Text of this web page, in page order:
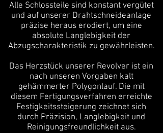
Alle Schlossteile sind konstant vergütet
und auf unserer Drahtschneideanlage
präzise heraus erodiert, um eine
absolute Langlebigkeit der
Abzugscharakteristik zu gewährleisten.
Das Herzstück unserer Revolver ist ein
nach unseren Vorgaben kalt
gehämmerter Polygonlauf. Die mit
diesem Fertigungsverfahren erreichte
Festigkeitssteigerung zeichnet sich
durch Präzision, Langlebigkeit und
Reinigungsfreundlichkeit aus.